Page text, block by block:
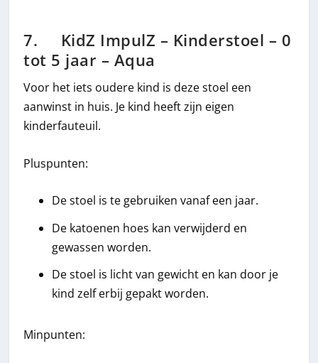
7. KidZ ImpulZ – Kinderstoel – 0
tot 5 jaar – Aqua
Voor het iets oudere kind is deze stoel een
aanwinst in huis. Je kind heeft zijn eigen
kinderfauteuil.
Pluspunten:
De stoel is te gebruiken vanaf een jaar.
De katoenen hoes kan verwijderd en
gewassen worden.
De stoel is licht van gewicht en kan door je
kind zelf erbij gepakt worden.
Minpunten: